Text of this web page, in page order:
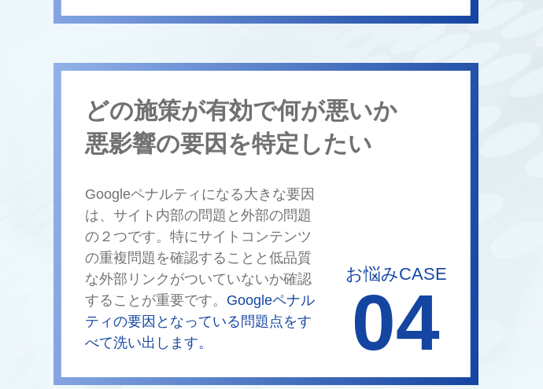
お悩みCASE
04
どの施策が有効で何が悪いか
悪影響の要因を特定したい
Googleペナルティになる大きな要因
は、サイト内部の問題と外部の問題
の２つです。特にサイトコンテンツ
の重複問題を確認することと低品質
な外部リンクがついていないか確認
することが重要です。 Googleペナル
ティの要因となっている問題点をす
べて洗い出します。